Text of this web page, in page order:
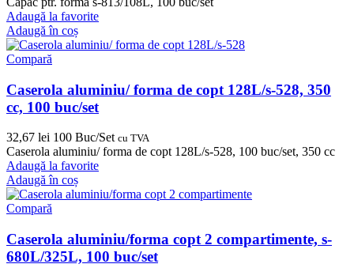
Adaugă la favorite
Adaugă în coș
Compară
Caserola aluminiu/ forma de copt 128L/s-528, 350
cc, 100 buc/set
32,67 lei 100 Buc/Set cu TVA
Caserola aluminiu/ forma de copt 128L/s-528, 100 buc/set, 350 cc
Adaugă la favorite
Adaugă în coș
Compară
Caserola aluminiu/forma copt 2 compartimente, s-
680L/325L, 100 buc/set